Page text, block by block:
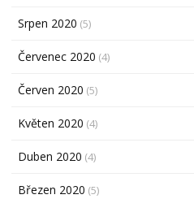
Srpen 2020 (5)
Červenec 2020 (4)
Červen 2020 (5)
Květen 2020 (4)
Duben 2020 (4)
Březen 2020 (5)